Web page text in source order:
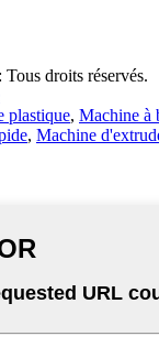
droits réservés.
plastique, Machine à
, Machine